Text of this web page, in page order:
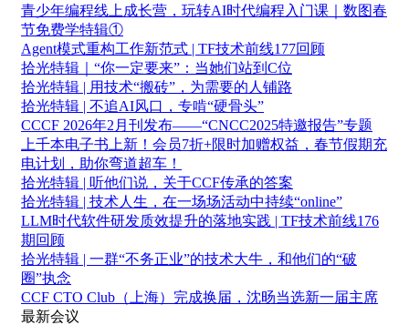
青少年编程线上成长营，玩转AI时代编程入门课｜数图春
节免费学特辑①
Agent模式重构工作新范式 | TF技术前线177回顾
拾光特辑｜“你一定要来”：当她们站到C位
拾光特辑 | 用技术“搬砖”，为需要的人铺路
拾光特辑 | 不追AI风口，专啃“硬骨头”
CCCF 2026年2月刊发布——“CNCC2025特邀报告”专题
上千本电子书上新！会员7折+限时加赠权益，春节假期充
电计划，助你弯道超车！
拾光特辑 | 听他们说，关于CCF传承的答案
拾光特辑 | 技术人生，在一场场活动中持续“online”
LLM时代软件研发质效提升的落地实践 | TF技术前线176
期回顾
拾光特辑 | 一群“不务正业”的技术大牛，和他们的“破
圈”执念
CCF CTO Club（上海）完成换届，沈旸当选新一届主席
最新会议